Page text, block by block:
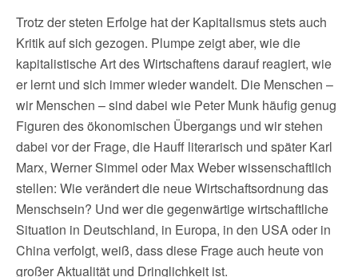
Trotz der steten Erfolge hat der Kapitalismus stets auch
Kritik auf sich gezogen. Plumpe zeigt aber, wie die
kapitalistische Art des Wirtschaftens darauf reagiert, wie
er lernt und sich immer wieder wandelt. Die Menschen –
wir Menschen – sind dabei wie Peter Munk häufig genug
Figuren des ökonomischen Übergangs und wir stehen
dabei vor der Frage, die Hauff literarisch und später Karl
Marx, Werner Simmel oder Max Weber wissenschaftlich
stellen: Wie verändert die neue Wirtschaftsordnung das
Menschsein? Und wer die gegenwärtige wirtschaftliche
Situation in Deutschland, in Europa, in den USA oder in
China verfolgt, weiß, dass diese Frage auch heute von
großer Aktualität und Dringlichkeit ist.